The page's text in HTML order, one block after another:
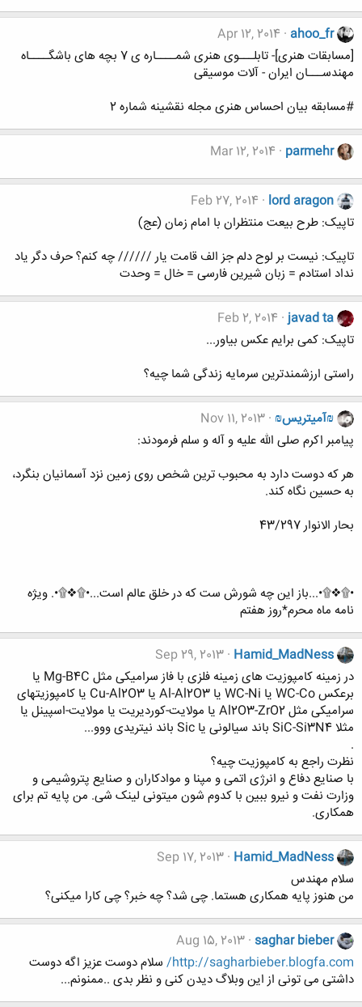
ahoo_fr
Apr 12, 2014
[مسابقات هنری]- تابلـــوی هنری شمــــاره ی 7 بچه های باشگــــاه
مهندســـان ایران - آلات موسیقی
#مسابقه بیان احساس هنری مجله نقشینه شماره 2
parmehr
Mar 12, 2014
lord aragon
Feb 27, 2014
تاپیک: طرح بيعت منتظران با امام زمان (عج)
تاپیک: نیست بر لوح دلم جز الف قامت یار ////// چه کنم؟ حرف دگر یاد
نداد استادم = زبان شیرین فارسی = خال = وحدت
javad ta
Feb 2, 2014
تاپیک: کمی برایم عکس بیاور...
راستی ارزشمندترین سرمایه زندگی شما چیه؟
₪آمیتریس₪ Nov 11, 2013
پيامبر اكرم صلى الله عليه و آله و سلم فرمودند:
هر كه دوست دارد به محبوب ترين شخص روى زمين نزد آسمانيان بنگرد،
به حسين نگاه كند.
بحار الانوار 43/297
•۩❖۩•...باز این چه شورش ست که در خلق عالم است...•۩❖۩•. ویژه
نامه ماه محرم*روز هفتم
Hamid_MadNess
Sep 29, 2013
در زمینه کامپوزیت های زمینه فلزی با فاز سرامیکی مثل Mg-B4C یا
برعکس WC-Co یا WC-Ni یا Al-Al2O3 یا Cu-Al2O3 یا کامپوزیتهای
سرامیکی مثل Al2O3-ZrO2 یا مولایت-کوردیریت یا مولایت-اسپینل یا
مثلا SiC-Si3N4 باند سیالونی یا Sic باند نیتریدی ووو...
.
نظرت راجع به کامپوزیت چیه؟
با صنایع دفاع و انرژی اتمی و مپنا و موادکاران و صنایع پتروشیمی و
وزارت نفت و نیرو ببین با کدوم شون میتونی لینک شی. من پایه تم برای
همکاری.
Hamid_MadNess
Sep 17, 2013
سلام مهندس
من هنوز پایه همکاری هستما. چی شد؟ چه خبر؟ چی کارا میکنی؟
saghar bieber
Aug 15, 2013
http://sagharbieber.blogfa.com/ سلام دوست عزیز اگه دوست
داشتی می تونی از این وبلاگ دیدن کنی و نظر بدی ..ممنونم...